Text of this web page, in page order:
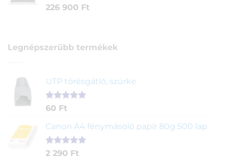
226 900 Ft
Legnépszerűbb termékek
UTP törésgátló, szürke
Értékelés
ből,
1
értékelés
alapján
60 Ft
Canon A4 fénymásoló papír 80g 500 lap
Értékelés
2
2 290 Ft